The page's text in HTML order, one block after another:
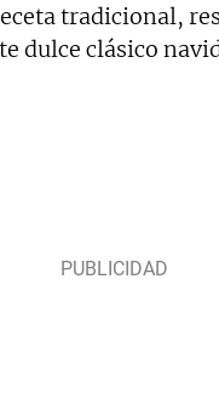
tradicional,
dulce clásico